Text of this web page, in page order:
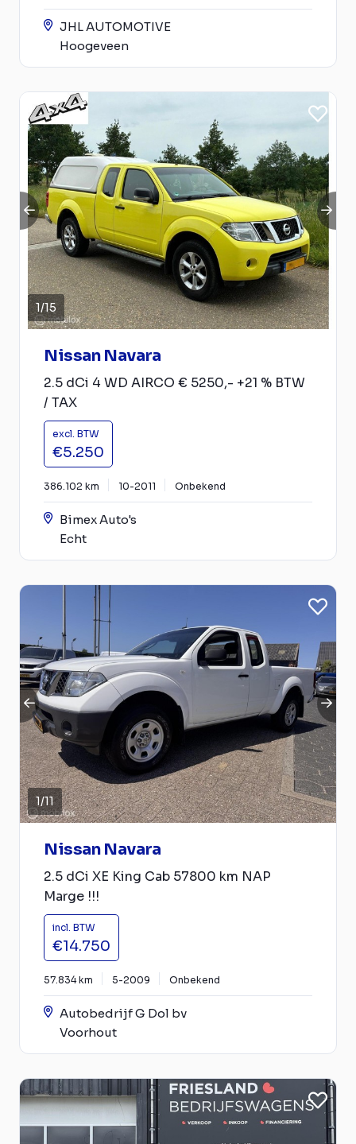
JHL AUTOMOTIVE
Hoogeveen
1/15
Nissan Navara
2.5 dCi 4 WD AIRCO € 5250,- +21 % BTW
/ TAX
excl. BTW
€5.250
386.102 km 10-2011 Onbekend
Bimex Auto's
Echt
1/11
Nissan Navara
2.5 dCi XE King Cab 57800 km NAP
Marge !!!
incl. BTW
€14.750
57.834 km 5-2009 Onbekend
Autobedrijf G Dol bv
Voorhout